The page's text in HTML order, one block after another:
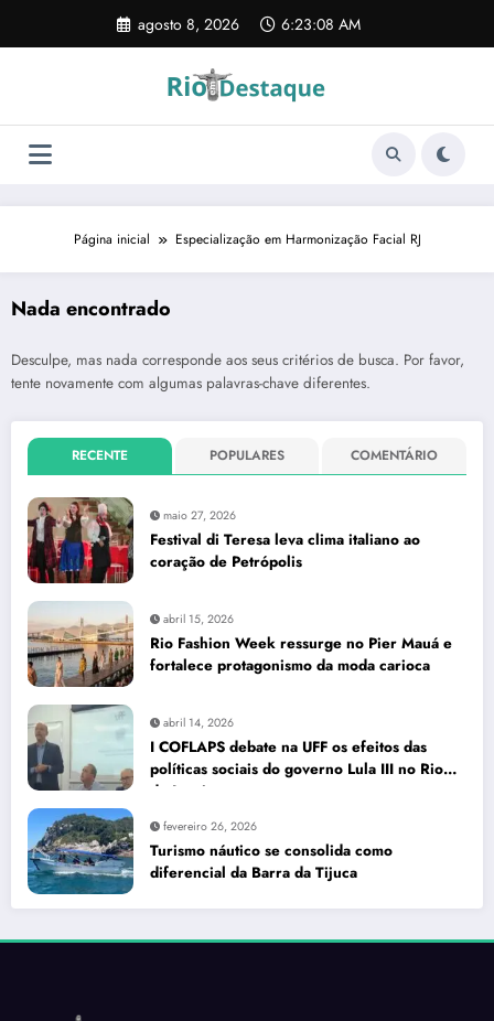
o
agosto 8, 2026 6:23:08 AM
Página inicial Especialização em Harmonização Facial RJ
Nada encontrado
Desculpe, mas nada corresponde aos seus critérios de busca. Por favor,
tente novamente com algumas palavras-chave diferentes.
RECENTE POPULARES COMENTÁRIO
maio 27, 2026
Festival di Teresa leva clima italiano ao
coração de Petrópolis
abril 15, 2026
Rio Fashion Week ressurge no Pier Mauá e
fortalece protagonismo da moda carioca
abril 14, 2026
I COFLAPS debate na UFF os efeitos das
políticas sociais do governo Lula III no Rio
de Janeiro
fevereiro 26, 2026
Turismo náutico se consolida como
diferencial da Barra da Tijuca